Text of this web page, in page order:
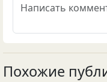
Похожие